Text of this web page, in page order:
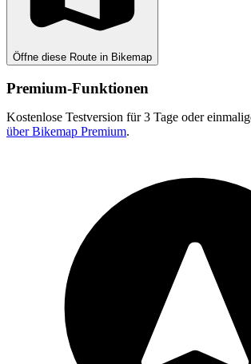
Öffne diese Route in Bikemap
Premium-Funktionen
Kostenlose Testversion für 3 Tage oder
über Bikemap Premium.